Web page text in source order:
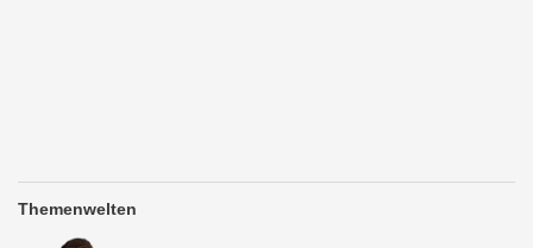
Themenwelten